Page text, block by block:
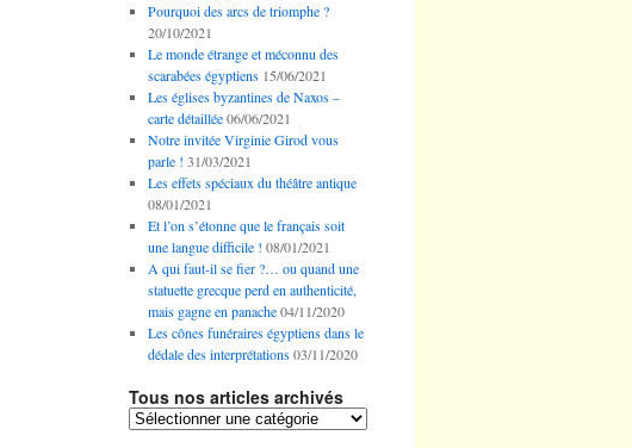
Pourquoi des arcs de triomphe ?
20/10/2021
Le monde étrange et méconnu des
scarabées égyptiens 15/06/2021
Les églises byzantines de Naxos –
carte détaillée 06/06/2021
Notre invitée Virginie Girod vous
parle ! 31/03/2021
Les effets spéciaux du théâtre antique
08/01/2021
Et l’on s’étonne que le français soit
une langue difficile ! 08/01/2021
A qui faut-il se fier ?… ou quand une
statuette grecque perd en authenticité,
mais gagne en panache 04/11/2020
Les cônes funéraires égyptiens dans le
dédale des interprétations 03/11/2020
Tous nos articles archivés
Tous